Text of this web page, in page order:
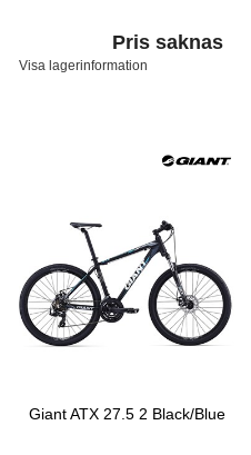
Pris saknas
Visa lagerinformation
Giant ATX 27.5 2 Black/Blue